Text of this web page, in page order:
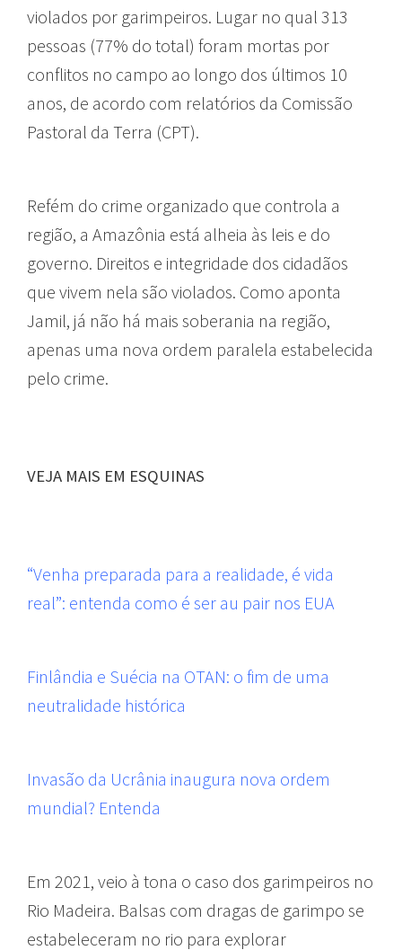
violados por garimpeiros. Lugar no qual 313
pessoas (77% do total) foram mortas por
conflitos no campo ao longo dos últimos 10
anos, de acordo com relatórios da Comissão
Pastoral da Terra (CPT).
Refém do crime organizado que controla a
região, a Amazônia está alheia às leis e do
governo. Direitos e integridade dos cidadãos
que vivem nela são violados. Como aponta
Jamil, já não há mais soberania na região,
apenas uma nova ordem paralela estabelecida
pelo crime.
VEJA MAIS EM ESQUINAS
“Venha preparada para a realidade, é vida
real”: entenda como é ser au pair nos EUA
Finlândia e Suécia na OTAN: o fim de uma
neutralidade histórica
Invasão da Ucrânia inaugura nova ordem
mundial? Entenda
Em 2021, veio à tona o caso dos garimpeiros no
Rio Madeira. Balsas com dragas de garimpo se
estabeleceram no rio para explorar